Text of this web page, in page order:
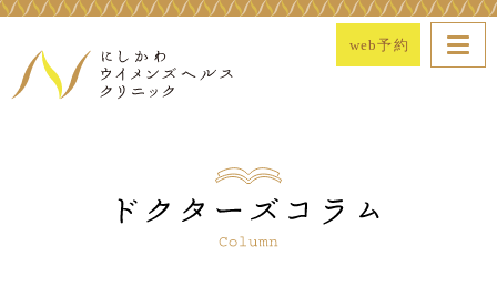
web予約